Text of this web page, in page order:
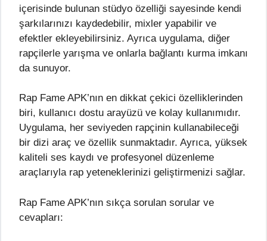
içerisinde bulunan stüdyo özelliği sayesinde kendi
şarkılarınızı kaydedebilir, mixler yapabilir ve
efektler ekleyebilirsiniz. Ayrıca uygulama, diğer
rapçilerle yarışma ve onlarla bağlantı kurma imkanı
da sunuyor.
Rap Fame APK’nın en dikkat çekici özelliklerinden
biri, kullanıcı dostu arayüzü ve kolay kullanımıdır.
Uygulama, her seviyeden rapçinin kullanabileceği
bir dizi araç ve özellik sunmaktadır. Ayrıca, yüksek
kaliteli ses kaydı ve profesyonel düzenleme
araçlarıyla rap yeteneklerinizi geliştirmenizi sağlar.
Rap Fame APK’nın sıkça sorulan sorular ve
cevapları: